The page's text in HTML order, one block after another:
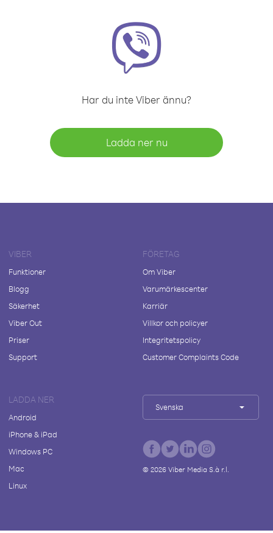
Har du inte Viber ännu?
Ladda ner nu
VIBER
Funktioner
Blogg
Säkerhet
Viber Out
Priser
Support
FÖRETAG
Om Viber
Varumärkescenter
Karriär
Villkor och policyer
Integritetspolicy
Customer Complaints Code
LADDA NER
Android
iPhone & iPad
Windows PC
Mac
Linux
Svenska
© 2026Viber Media S.à r.l.